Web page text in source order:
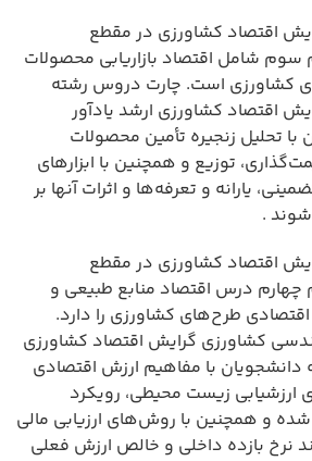
اقتصاد کشاورزی در مقطع
سوم شامل اقتصاد بازاریابی محصولات
کشاورزی است. چارت دروس رشته
اقتصاد کشاورزی ارشد یادآور
تحلیل زنجیره تأمین محصولات
توزیع و همچنین با ابزارهای
یارانه و تعرفه‌ها و اثرات آنها بر
.
اقتصاد کشاورزی در مقطع
چهارم درس اقتصاد منابع طبیعی و
طرح‌های کشاورزی را دارد.
کشاورزی گرایش اقتصاد کشاورزی
با مفاهیم ارزش اقتصادی
ارزشیابی زیست محیطی، رویکرد
شده و همچنین با روش‌های ارزیابی مالی
نرخ بازده داخلی و خالص ارزش فعلی